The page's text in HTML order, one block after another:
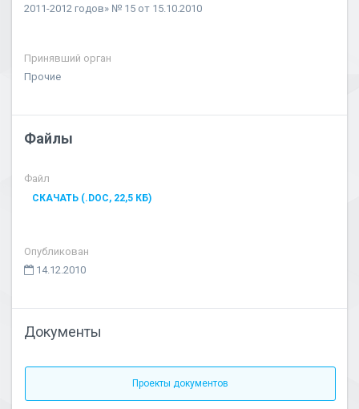
2011-2012 годов» № 15 от 15.10.2010
Принявший орган
Прочие
Файлы
Файл
СКАЧАТЬ (.DOC, 22,5 КБ)
Опубликован
14.12.2010
Документы
Проекты документов